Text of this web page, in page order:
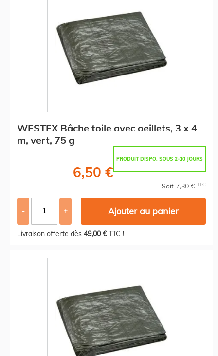
WESTEX Bâche toile avec oeillets, 3 x 4
m, vert, 75 g
PRODUIT DISPO. SOUS 2-10 JOURS
6,50 €
Soit 7,80 € TTC
- + Ajouter au panier
Livraison offerte dès 49,00 €TTC !